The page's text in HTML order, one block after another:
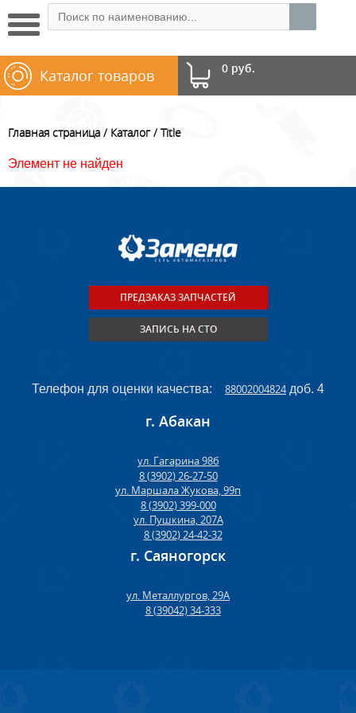
0 руб.
Каталог товаров
Главная страница Каталог Title
Элемент не найден
ПРЕДЗАКАЗ ЗАПЧАСТЕЙ
ЗАПИСЬ НА СТО
Телефон для оценки качества: 88002004824доб. 4
г. Абакан
ул. Гагарина 98б
8 (3902) 26-27-50
ул. Маршала Жукова, 99п
8 (3902) 399-000
ул. Пушкина, 207А
8 (3902) 24-42-32
г. Саяногорск
ул. Металлургов, 29А
8 (39042) 34-333